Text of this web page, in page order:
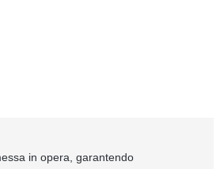
in opera, garantendo